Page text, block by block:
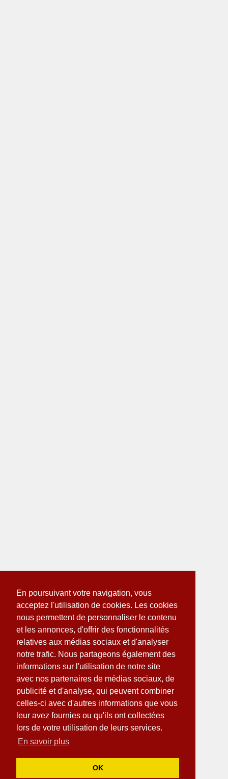
En poursuivant votre navigation, vous
acceptez l'utilisation de cookies. Les cookies
nous permettent de personnaliser le contenu
et les annonces, d'offrir des fonctionnalités
relatives aux médias sociaux et d'analyser
notre trafic. Nous partageons également des
informations sur l'utilisation de notre site
avec nos partenaires de médias sociaux, de
publicité et d'analyse, qui peuvent combiner
celles-ci avec d'autres informations que vous
leur avez fournies ou qu'ils ont collectées
lors de votre utilisation de leurs services.
En savoir plus
OK